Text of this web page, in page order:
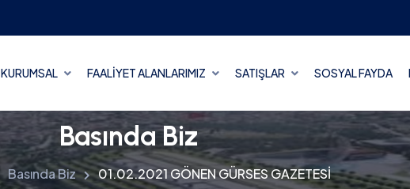
KURUMSAL FAALİYET ALANLARIMIZ SATIŞLAR SOSYAL FAYDA
Basında Biz
Basında Biz 01.02.2021 GÖNEN GÜRSES GAZETESİ